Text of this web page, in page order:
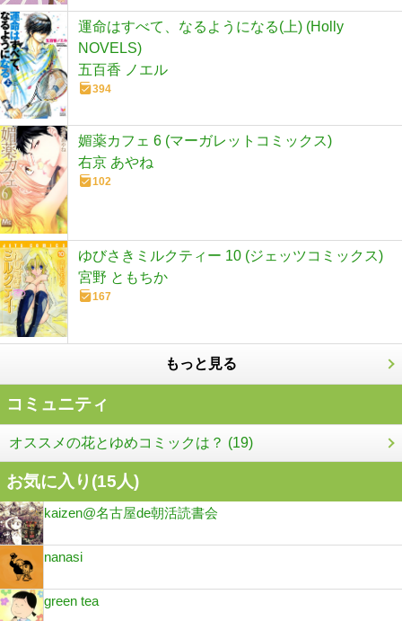
運命はすべて、なるようになる(上) (Holly
NOVELS)
五百香 ノエル
394
媚薬カフェ 6 (マーガレットコミックス)
右京 あやね
102
ゆびさきミルクティー 10 (ジェッツコミックス)
宮野 ともちか
167
もっと見る
コミュニティ
オススメの花とゆめコミックは？ (19)
お気に入り(15人)
kaizen@名古屋de朝活読書会
nanasi
green tea